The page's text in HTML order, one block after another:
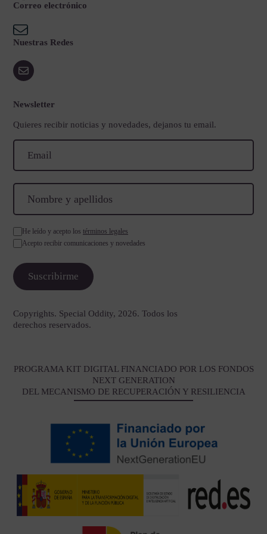
Correo electrónico
Nuestras Redes
Newsletter
Quieres recibir noticias y novedades, dejanos tu email.
He leído y acepto los términos legales
Acepto recibir comunicaciones y novedades
Copyrights. Special Oddity, 2026. Todos los
derechos reservados.
PROGRAMA KIT DIGITAL FINANCIADO POR LOS FONDOS
NEXT GENERATION
DEL MECANISMO DE RECUPERACIÓN Y RESILIENCIA